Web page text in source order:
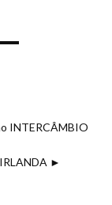
INTERCÂMBIO
►